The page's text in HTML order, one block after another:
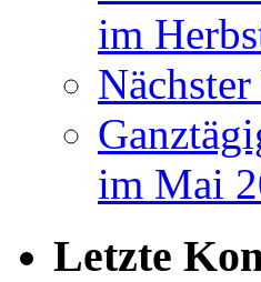
im
im Mai
Letzte